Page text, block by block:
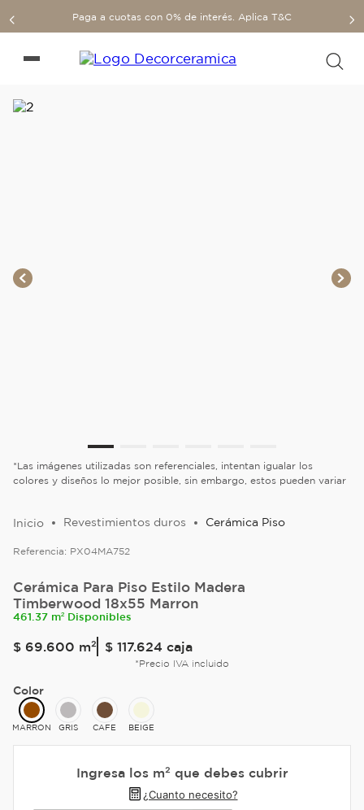
Paga a cuotas con 0% de interés. Aplica T&C
*Las imágenes utilizadas son referenciales, intentan igualar los
colores y diseños lo mejor posible, sin embargo, estos pueden variar
Revestimientos duros Cerámica Piso
Referencia: PX04MA752
Cerámica Para Piso Estilo Madera
Timberwood 18x55 Marron
461.37 m² Disponibles
$ 69.600 m² $ 117.624 caja
*Precio IVA incluido
Color
MARRON GRIS CAFE BEIGE
Ingresa los m² que debes cubrir
¿Cuanto necesito?